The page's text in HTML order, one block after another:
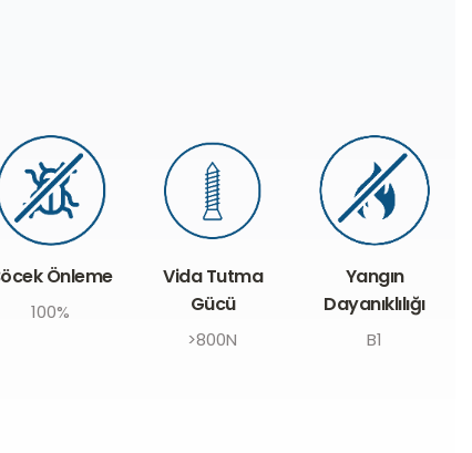
Vida Tutma
Gücü
Yangın
Dayanıklılığı
B1
Kalınlık
8mm -
25mm